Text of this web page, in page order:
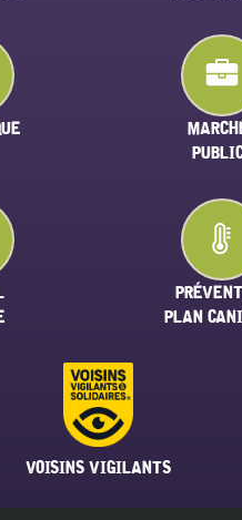
PLAN
VOISINS VIGILANTS